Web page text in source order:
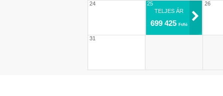
24
25
TELJES ÁR
699 425Ft/fő
26
31